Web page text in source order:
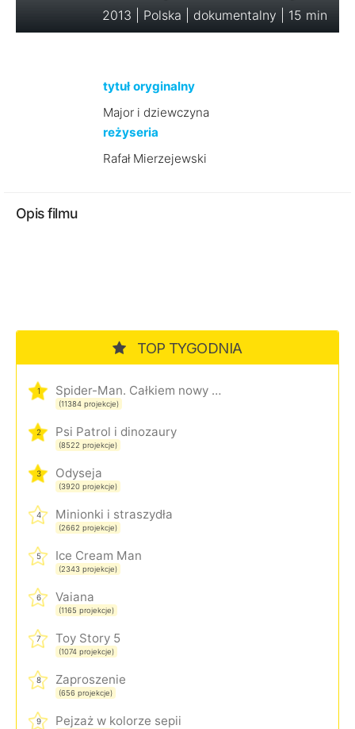
2013 | Polska | dokumentalny | 15 min
tytuł oryginalny
Major i dziewczyna
reżyseria
Rafał Mierzejewski
Opis filmu
TOP TYGODNIA
1 Spider-Man. Całkiem nowy dzień
(11384 projekcje)
2 Psi Patrol i dinozaury
(8522 projekcje)
3 Odyseja
(3920 projekcje)
4 Minionki i straszydła
(2662 projekcje)
5 Ice Cream Man
(2343 projekcje)
6 Vaiana
(1165 projekcje)
7 Toy Story 5
(1074 projekcje)
8 Zaproszenie
(656 projekcje)
9 Pejzaż w kolorze sepii